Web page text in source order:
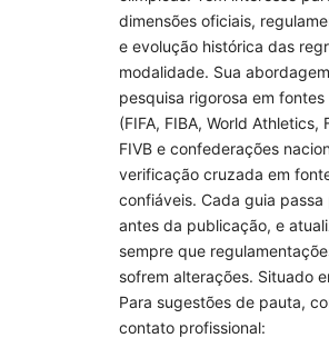
dimensões oficiais,
e evolução histórica das
modalidade. Sua
pesquisa rigorosa em
(FIFA, FIBA, World Athletics,
FIVB e confederações
verificação cruzada em
confiáveis. Cada guia
antes da publicação, e
sempre que
sofrem alterações. Situado
Para sugestões de pauta,
contato profissional: